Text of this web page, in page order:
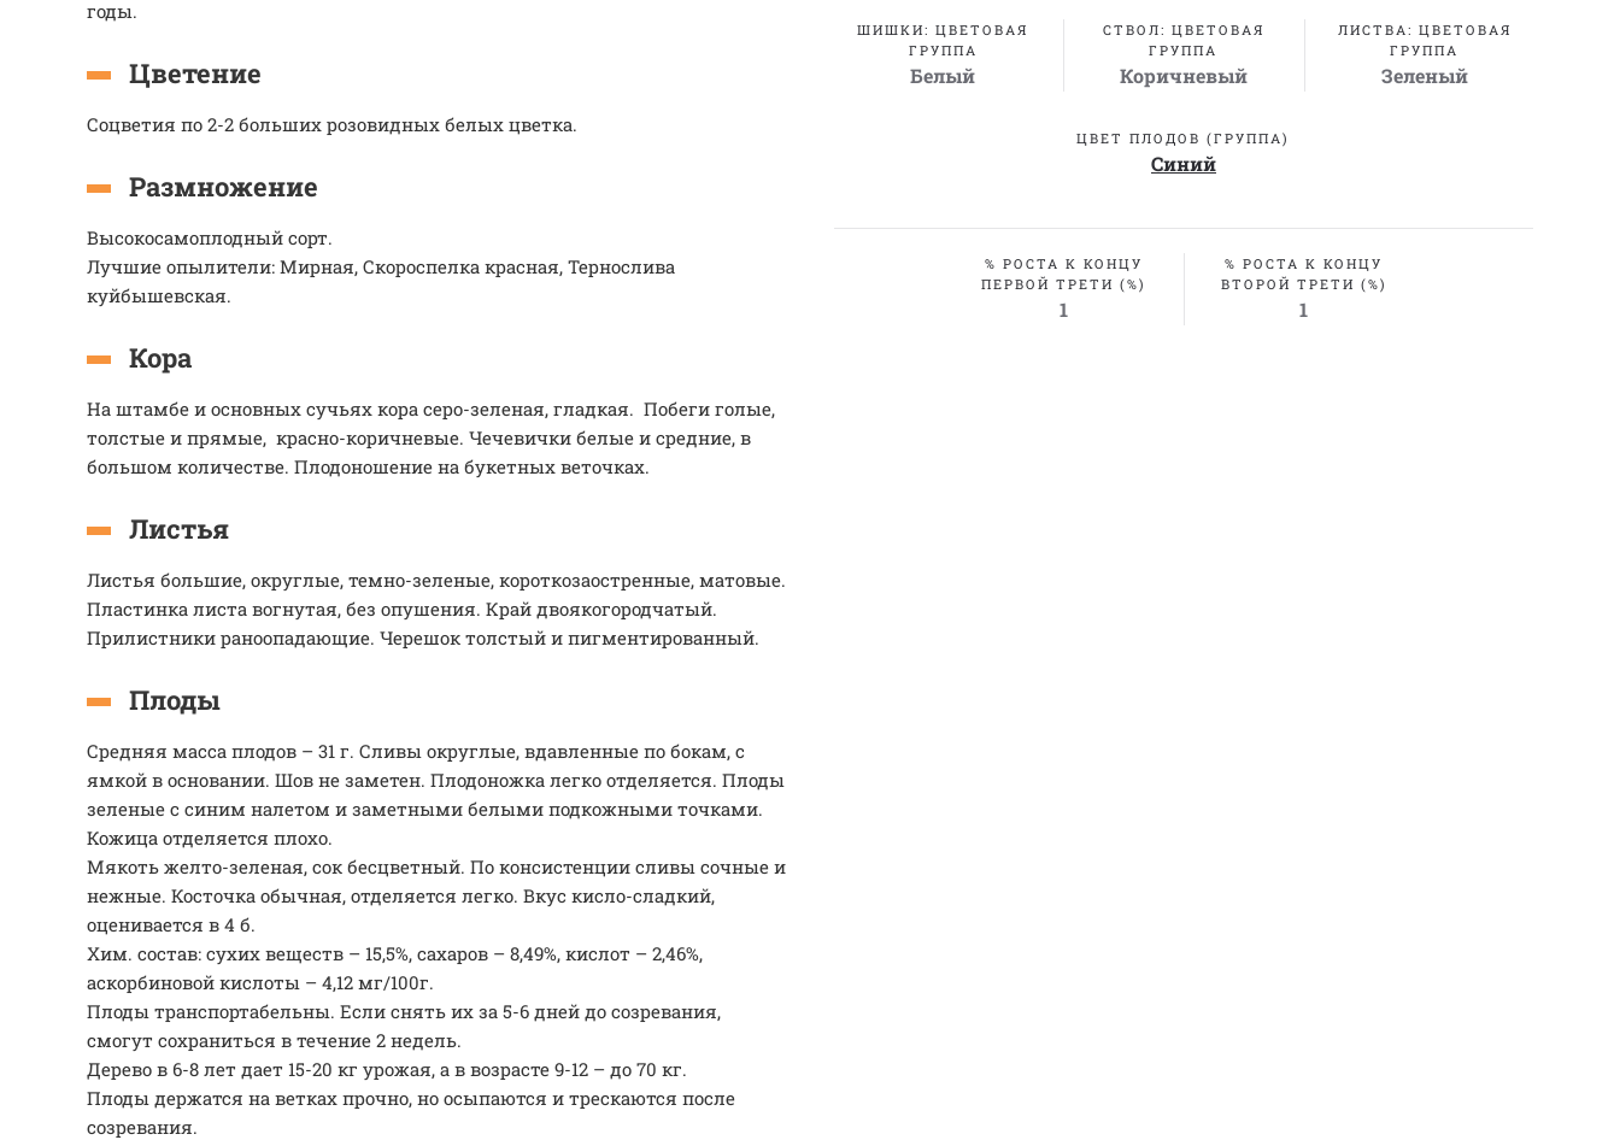
годы.
Цветение
Соцветия по 2-2 больших розовидных белых цветка.
Размножение
Высокосамоплодный сорт.
Лучшие опылители: Мирная, Скороспелка красная, Тернослива
куйбышевская.
Кора
На штамбе и основных сучьях кора серо-зеленая, гладкая. Побеги голые,
толстые и прямые, красно-коричневые. Чечевички белые и средние, в
большом количестве. Плодоношение на букетных веточках.
Листья
Листья большие, округлые, темно-зеленые, короткозаостренные, матовые.
Пластинка листа вогнутая, без опушения. Край двоякогородчатый.
Прилистники раноопадающие. Черешок толстый и пигментированный.
Плоды
Средняя масса плодов – 31 г. Сливы округлые, вдавленные по бокам, с
ямкой в основании. Шов не заметен. Плодоножка легко отделяется. Плоды
зеленые с синим налетом и заметными белыми подкожными точками.
Кожица отделяется плохо.
Мякоть желто-зеленая, сок бесцветный. По консистенции сливы сочные и
нежные. Косточка обычная, отделяется легко. Вкус кисло-сладкий,
оценивается в 4 б.
Хим. состав: сухих веществ – 15,5%, сахаров – 8,49%, кислот – 2,46%,
аскорбиновой кислоты – 4,12 мг/100г.
Плоды транспортабельны. Если снять их за 5-6 дней до созревания,
смогут сохраниться в течение 2 недель.
Дерево в 6-8 лет дает 15-20 кг урожая, а в возрасте 9-12 – до 70 кг.
Плоды держатся на ветках прочно, но осыпаются и трескаются после
созревания.
ШИШКИ: ЦВЕТОВАЯ
ГРУППА
Белый
СТВОЛ: ЦВЕТОВАЯ
ГРУППА
Коричневый
ЛИСТВА: ЦВЕТОВАЯ
ГРУППА
Зеленый
ЦВЕТ ПЛОДОВ (ГРУППА)
Синий
% РОСТА К КОНЦУ
ПЕРВОЙ ТРЕТИ (%)
1
% РОСТА К КОНЦУ
ВТОРОЙ ТРЕТИ (%)
1